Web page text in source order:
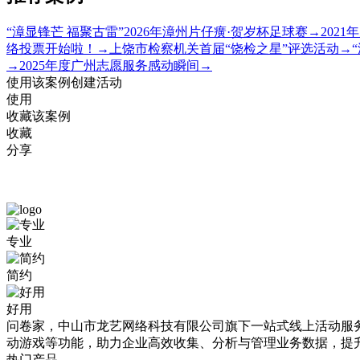
“漳显锋芒 福聚古雷”2026年漳州片仔癀·贺岁杯足球赛 → 2021
络投票开始啦！ → 上饶市检察机关首届“饶检之星”评选活动 →
→ 2025年度广州志愿服务感动瞬间 →
使用该案例创建活动
使用
收藏该案例
收藏
分享
中
国
红
投
票
专业
简约
好用
问卷家，中山市龙艺网络科技有限公司旗下一站式线上活动
动游戏等功能，助力企业高效收集、分析与管理业务数据，